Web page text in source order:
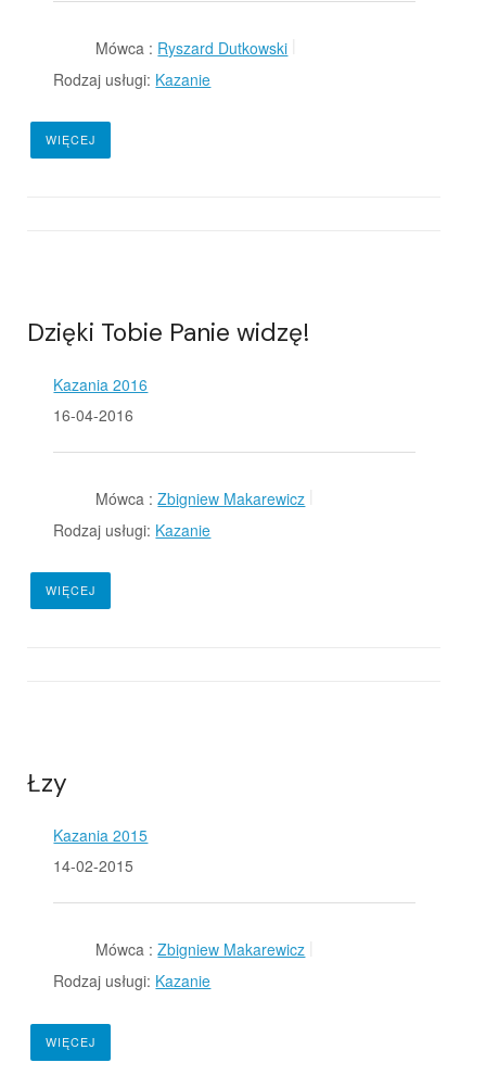
Mówca : Ryszard Dutkowski
Rodzaj usługi: Kazanie
WIĘCEJ
Dzięki Tobie Panie widzę!
Kazania 2016
16-04-2016
Mówca : Zbigniew Makarewicz
Rodzaj usługi: Kazanie
WIĘCEJ
Łzy
Kazania 2015
14-02-2015
Mówca : Zbigniew Makarewicz
Rodzaj usługi: Kazanie
WIĘCEJ